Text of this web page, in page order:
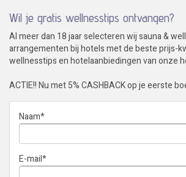
Wil je gratis wellnesstips ontvangen?
Al meer dan 18 jaar selecteren wij sauna &
arrangementen bij hotels met de beste prijs-
wellnesstips en hotelaanbiedingen van onze
ACTIE!! Nu met 5% CASHBACK op je eerste
Naam*
E-mail*